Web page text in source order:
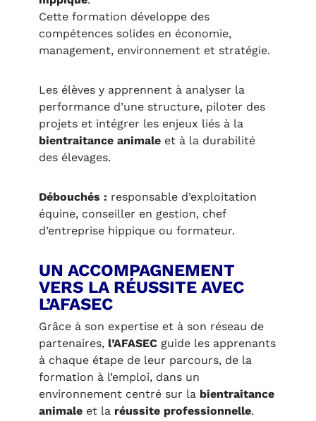
Cette formation développe des
compétences solides en économie,
management, environnement et stratégie.
Les élèves y apprennent à analyser la
performance d’une structure, piloter des
projets et intégrer les enjeux liés à la
bientraitance animaleet à la durabilité
des élevages.
Débouchés : responsable d’exploitation
équine, conseiller en gestion, chef
d’entreprise hippique ou formateur.
UN ACCOMPAGNEMENT
VERS LA RÉUSSITE AVEC
L’AFASEC
Grâce à son expertise et à son réseau de
partenaires, l’AFASECguide les apprenants
à chaque étape de leur parcours, de la
formation à l’emploi, dans un
environnement centré sur la bientraitance
animaleet la réussite professionnelle.